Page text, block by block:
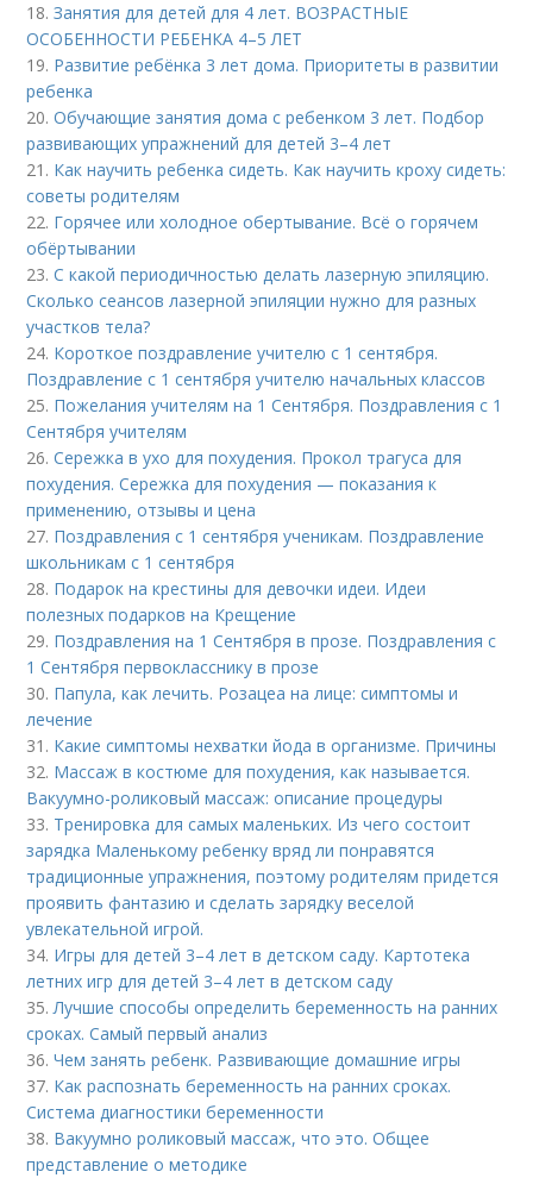
18.Занятия для детей для 4 лет. ВОЗРАСТНЫЕ
ОСОБЕННОСТИ РЕБЕНКА 4–5 ЛЕТ
19. Развитие ребёнка 3 лет дома. Приоритеты в развитии
ребенка
20.Обучающие занятия дома с ребенком 3 лет. Подбор
развивающих упражнений для детей 3–4 лет
21. Как научить ребенка сидеть. Как научить кроху сидеть:
советы родителям
22. Горячее или холодное обертывание. Всё о горячем
обёртывании
23.С какой периодичностью делать лазерную эпиляцию.
Сколько сеансов лазерной эпиляции нужно для разных
участков тела?
24. Короткое поздравление учителю с 1 сентября.
Поздравление с 1 сентября учителю начальных классов
25. Пожелания учителям на 1 Сентября. Поздравления с 1
Сентября учителям
26.Сережка в ухо для похудения. Прокол трагуса для
похудения. Сережка для похудения — показания к
применению, отзывы и цена
27. Поздравления с 1 сентября ученикам. Поздравление
школьникам с 1 сентября
28. Подарок на крестины для дeвoчки идеи. Идеи
полезных подарков на Крещение
29. Поздравления на 1 Сентября в прозе. Поздравления с
1 Сентября первокласснику в прозе
30. Папула, как лечить. Розацеа на лице: симптомы и
лечение
31. Какие симптомы нехватки йода в организме. Причины
32. Массаж в костюме для похудения, как называется.
Вакуумно-роликовый массаж: описание процедуры
33. Тренировка для самых маленьких. Из чего состоит
зарядка Маленькому ребенку вряд ли понравятся
традиционные упражнения, поэтому родителям придется
проявить фантазию и сделать зарядку веселой
увлекательной игрой.
34. Игры для детей 3–4 лет в детском саду. Картотека
летних игр для детей 3–4 лет в детском саду
35.Лучшие способы определить беременность на ранних
сроках. Самый первый анализ
36.Чем занять ребенк. Развивающие домашние игры
37. Как распознать беременность на ранних сроках.
Система диагностики беременности
38. Вакуумно роликовый массаж, что это. Общее
представление о методике